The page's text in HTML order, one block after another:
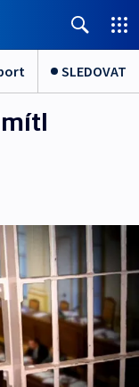
SLEDOVAT